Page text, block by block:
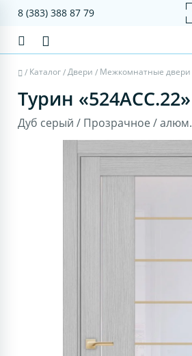
8 (383) 388 87 79
/ Каталог/Двери / Межкомнатные двери
Турин «524АСС.22»
Дуб серый / Прозрачное /